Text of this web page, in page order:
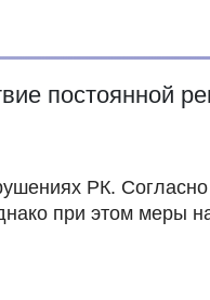
постоянной
РК.
при этом меры